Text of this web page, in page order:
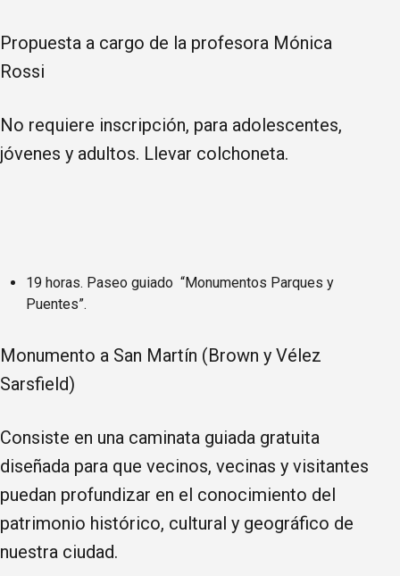
Propuesta a cargo de la profesora Mónica
Rossi
No requiere inscripción, para adolescentes,
jóvenes y adultos. Llevar colchoneta.
19 horas. Paseo guiado “Monumentos Parques y
Puentes”.
Monumento a San Martín (Brown y Vélez
Sarsfield)
Consiste en una caminata guiada gratuita
diseñada para que vecinos, vecinas y visitantes
puedan profundizar en el conocimiento del
patrimonio histórico, cultural y geográfico de
nuestra ciudad.